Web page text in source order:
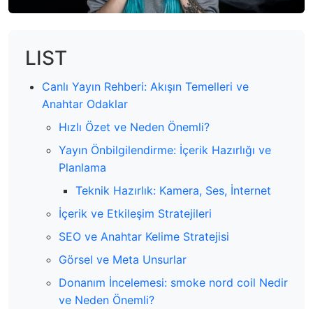
LIST
Canlı Yayın Rehberi: Akışın Temelleri ve
Anahtar Odaklar
Hızlı Özet ve Neden Önemli?
Yayın Önbilgilendirme: İçerik Hazırlığı ve
Planlama
Teknik Hazırlık: Kamera, Ses, İnternet
İçerik ve Etkileşim Stratejileri
SEO ve Anahtar Kelime Stratejisi
Görsel ve Meta Unsurlar
Donanım İncelemesi: smoke nord coil Nedir
ve Neden Önemli?